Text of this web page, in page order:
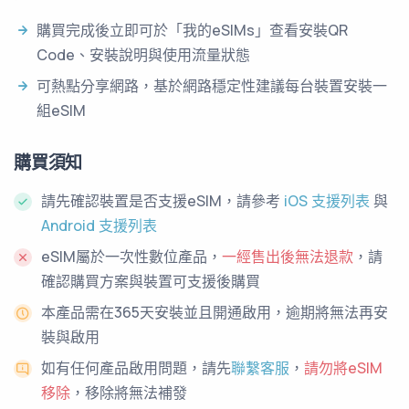
購買完成後立即可於「我的eSIMs」查看安裝QR
Code、安裝說明與使用流量狀態
可熱點分享網路，基於網路穩定性建議每台裝置安裝一
組eSIM
購買須知
請先確認裝置是否支援eSIM，請參考 iOS 支援列表 與
Android 支援列表
eSIM屬於一次性數位產品， 一經售出後無法退款 ，請
確認購買方案與裝置可支援後購買
本產品需在365天安裝並且開通啟用，逾期將無法再安
裝與啟用
如有任何產品啟用問題，請先聯繫客服 ， 請勿將eSIM
移除 ，移除將無法補發